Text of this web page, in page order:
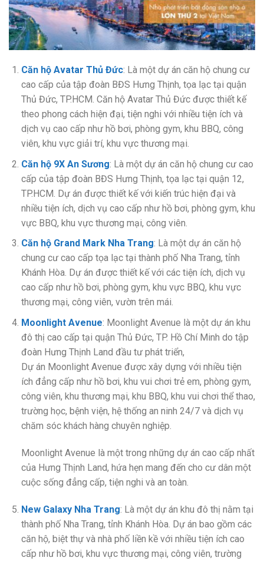
Căn hộ Avatar Thủ Đức: Là một dự án căn hộ chung cư
cao cấp của tập đoàn BĐS Hưng Thịnh, tọa lạc tại quận
Thủ Đức, TP.HCM. Căn hộ Avatar Thủ Đức được thiết kế
theo phong cách hiện đại, tiện nghi với nhiều tiện ích và
dịch vụ cao cấp như hồ bơi, phòng gym, khu BBQ, công
viên, khu vực giải trí, khu vực thương mại.
Căn hộ 9X An Sương: Là một dự án căn hộ chung cư cao
cấp của tập đoàn BĐS Hưng Thịnh, tọa lạc tại quận 12,
TP.HCM. Dự án được thiết kế với kiến trúc hiện đại và
nhiều tiện ích, dịch vụ cao cấp như hồ bơi, phòng gym, khu
vực BBQ, khu vực thương mại, công viên.
Căn hộ Grand Mark Nha Trang: Là một dự án căn hộ
chung cư cao cấp tọa lạc tại thành phố Nha Trang, tỉnh
Khánh Hòa. Dự án được thiết kế với các tiện ích, dịch vụ
cao cấp như hồ bơi, phòng gym, khu vực BBQ, khu vực
thương mại, công viên, vườn trên mái.
Moonlight Avenue: Moonlight Avenue là một dự án khu
đô thị cao cấp tại quận Thủ Đức, TP. Hồ Chí Minh do tập
đoàn Hưng Thịnh Land đầu tư phát triển,
Dự án Moonlight Avenue được xây dựng với nhiều tiện
ích đẳng cấp như hồ bơi, khu vui chơi trẻ em, phòng gym,
công viên, khu thương mại, khu BBQ, khu vui chơi thể thao,
trường học, bệnh viện, hệ thống an ninh 24/7 và dịch vụ
chăm sóc khách hàng chuyên nghiệp.
Moonlight Avenue là một trong những dự án cao cấp nhất
của Hưng Thịnh Land, hứa hẹn mang đến cho cư dân một
cuộc sống đẳng cấp, tiện nghi và an toàn.
New Galaxy Nha Trang: Là một dự án khu đô thị nằm tại
thành phố Nha Trang, tỉnh Khánh Hòa. Dự án bao gồm các
căn hộ, biệt thự và nhà phố liền kề với nhiều tiện ích cao
cấp như hồ bơi, khu vực thương mại, công viên, trường